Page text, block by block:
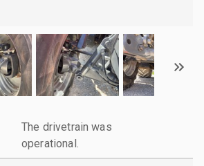
The drivetrain was
operational.